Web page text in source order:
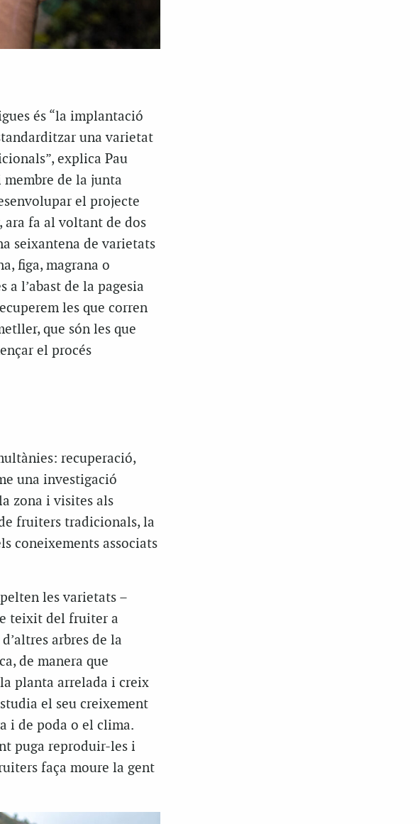
és “la implantació
una varietat
explica Pau
de la junta
el projecte
ara fa al voltant de dos
seixantena de varietats
figa, magrana o
l’abast de la pagesia
les que corren
que són les que
el procés
recuperació,
una investigació
zona i visites als
fruiters tradicionals, la
coneixements associats
les varietats –
teixit del fruiter a
arbres de la
de manera que
planta arrelada i creix
el seu creixement
i de poda o el clima.
puga reproduir-les i
faça moure la gent